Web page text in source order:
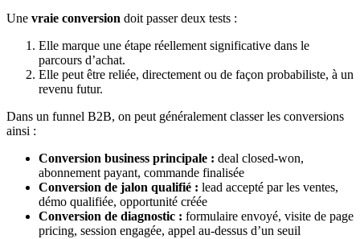
Une vraie conversion doit passer deux tests :
Elle marque une étape réellement significative dans le
parcours d’achat.
Elle peut être reliée, directement ou de façon probabiliste, à un
revenu futur.
Dans un funnel B2B, on peut généralement classer les conversions
ainsi :
Conversion business principale : deal closed-won,
abonnement payant, commande finalisée
Conversion de jalon qualifié : lead accepté par les ventes,
démo qualifiée, opportunité créée
Conversion de diagnostic : formulaire envoyé, visite de page
pricing, session engagée, appel au-dessus d’un seuil